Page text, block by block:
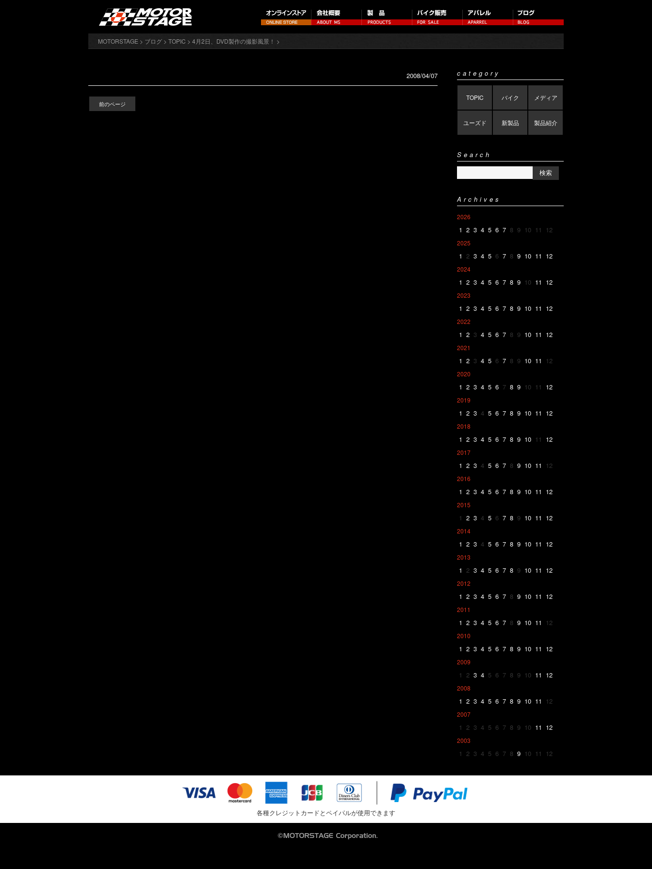
MOTORSTAGE > ブログ > TOPIC > 4月2日、DVD製作の撮影風景！ >
2008/04/07
前のページ
category
TOPIC バイク メディア
ユーズド 新製品 製品紹介
Search
Archives
2026
1 2 3 4 5 6 7 8 9 10 11 12
2025
1 2 3 4 5 6 7 8 9 10 11 12
2024
1 2 3 4 5 6 7 8 9 10 11 12
2023
1 2 3 4 5 6 7 8 9 10 11 12
2022
1 2 3 4 5 6 7 8 9 10 11 12
2021
1 2 3 4 5 6 7 8 9 10 11 12
2020
1 2 3 4 5 6 7 8 9 10 11 12
2019
1 2 3 4 5 6 7 8 9 10 11 12
2018
1 2 3 4 5 6 7 8 9 10 11 12
2017
1 2 3 4 5 6 7 8 9 10 11 12
2016
1 2 3 4 5 6 7 8 9 10 11 12
2015
1 2 3 4 5 6 7 8 9 10 11 12
2014
1 2 3 4 5 6 7 8 9 10 11 12
2013
1 2 3 4 5 6 7 8 9 10 11 12
2012
1 2 3 4 5 6 7 8 9 10 11 12
2011
1 2 3 4 5 6 7 8 9 10 11 12
2010
1 2 3 4 5 6 7 8 9 10 11 12
2009
1 2 3 4 5 6 7 8 9 10 11 12
2008
1 2 3 4 5 6 7 8 9 10 11 12
2007
1 2 3 4 5 6 7 8 9 10 11 12
2003
1 2 3 4 5 6 7 8 9 10 11 12
各種クレジットカードとペイパルが使用できます